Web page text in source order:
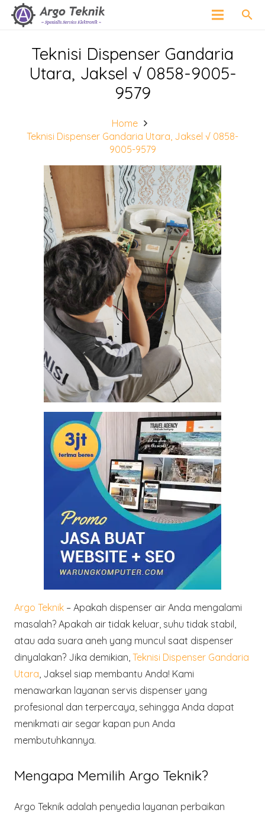
search
Teknisi Dispenser Gandaria
Utara, Jaksel √ 0858-9005-
9579
Home
Teknisi Dispenser Gandaria Utara, Jaksel √ 0858-
9005-9579
Argo Teknik – Apakah dispenser air Anda mengalami
masalah? Apakah air tidak keluar, suhu tidak stabil,
atau ada suara aneh yang muncul saat dispenser
dinyalakan? Jika demikian, Teknisi Dispenser Gandaria
Utara, Jaksel siap membantu Anda! Kami
menawarkan layanan servis dispenser yang
profesional dan terpercaya, sehingga Anda dapat
menikmati air segar kapan pun Anda
membutuhkannya.
Mengapa Memilih Argo Teknik?
Argo Teknik adalah penyedia layanan perbaikan